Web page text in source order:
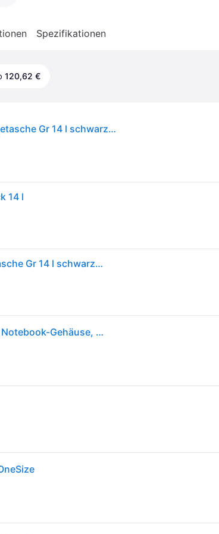
Spezifikationen
120,62 €
Fjällräven - Kånken Totepack - Umhängetasche Gr 14 l schwarz/grau
14 l
Fjällräven - Kånken Totepack - Umhängetasche Gr 14 l schwarz/grau
Fjällräven Kånken, Stadt, Uni, 33 cm (13"), Notebook-Gehäuse, Wasserfest, Baumwolle, Polyester